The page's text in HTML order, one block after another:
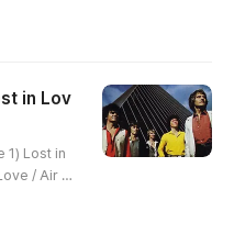
People
/ 4:33
Can D
in Lov
1) Lost in
/ Air S
Supply